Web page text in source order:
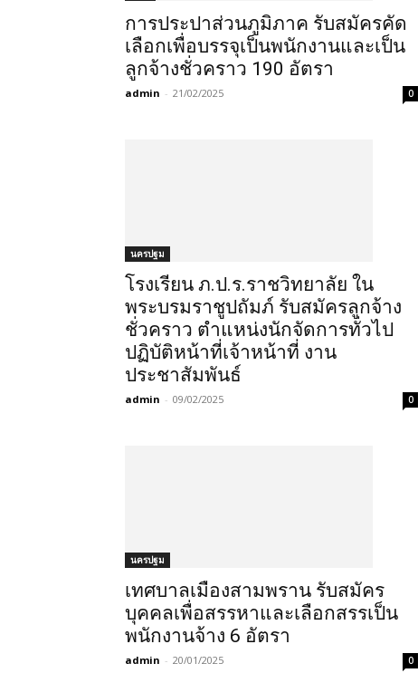
การประปาส่วนภูมิภาค รับสมัครคัด
เลือกเพื่อบรรจุเป็นพนักงานและเป็น
ลูกจ้างชั่วคราว 190 อัตรา
admin - 21/02/2025 0
นครปฐม
โรงเรียน ภ.ป.ร.ราชวิทยาลัย ใน
พระบรมราชูปถัมภ์ รับสมัครลูกจ้าง
ชั่วคราว ตำแหน่งนักจัดการทั่วไป
ปฏิบัติหน้าที่เจ้าหน้าที่ งาน
ประชาสัมพันธ์
admin - 09/02/2025 0
นครปฐม
เทศบาลเมืองสามพราน รับสมัคร
บุคคลเพื่อสรรหาและเลือกสรรเป็น
พนักงานจ้าง 6 อัตรา
admin - 20/01/2025 0